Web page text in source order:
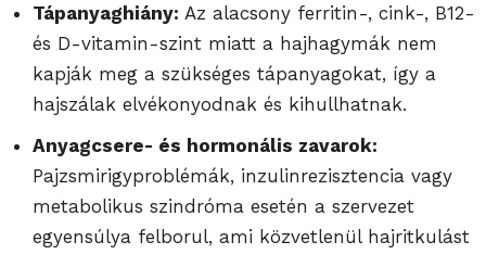
Tápanyaghiány: Az alacsony ferritin-, cink-, B12-
és D-vitamin-szint miatt a hajhagymák nem
kapják meg a szükséges tápanyagokat, így a
hajszálak elvékonyodnak és kihullhatnak.
Anyagcsere- és hormonális zavarok:
Pajzsmirigyproblémák, inzulinrezisztencia vagy
metabolikus szindróma esetén a szervezet
egyensúlya felborul, ami közvetlenül hajritkulást